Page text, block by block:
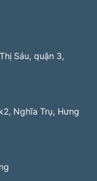
Sáu, quận 3,
Nghĩa Trụ, Hưng